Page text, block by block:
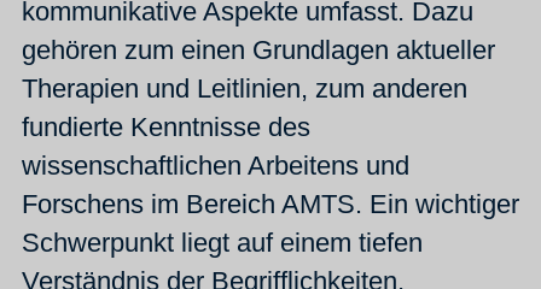
kommunikative Aspekte umfasst. Dazu
gehören zum einen Grundlagen aktueller
Therapien und Leitlinien, zum anderen
fundierte Kenntnisse des
wissenschaftlichen Arbeitens und
Forschens im Bereich AMTS. Ein wichtiger
Schwerpunkt liegt auf einem tiefen
Verständnis der Begrifflichkeiten,